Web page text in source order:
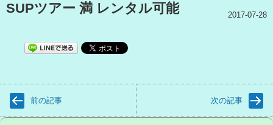
SUPツアー 満 レンタル可能 2017-07-28
前の記事 次の記事